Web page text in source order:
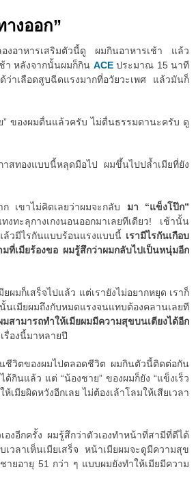
างออก”
องอาหารเสริมตัวนี้ดู ผมกินอาหารเช้า แล้ว
า หลังจากนั้นผมก็กิน ACEประมาณ 15 นาที
ว่าเลือดสูบฉีดแรงมากที่อวัยวะเพศ แล้วมันก็
” ของผมตื่นแล้วครับ ไม่ตื่นธรรมดานะครับ ดู
สทองแบบนี้หลุดมือไป ผมขึ้นไปปล้ำเมียที่ยัง
ก เขาไม่คิดเลยว่าผมจะกลับ มา “แข็งโป๊ก”
ทะลุกางเกงนอนออกมาเลยทีเดียว! เช้านั้น
วมีไรกันแบบร้อนแรงแบบนี้ เรามีไรกันเกือบ
ที่เมียร้องขอ ผมรู้สึกว่าผมกลับไปเป็นหนุ่มอีก
ผมก็เสร็จไปแล้ว แต่เรายังไม่อยากหยุด เราก็
มียผมถึงกับหมดแรงจนแทบต้องคลานเลยที
สามารถทำให้เมียผมมีความสุขบนเตียงได้อีก
รื่องนี้มาหลายปี
ชีวิตของผมไปตลอดชีวิต ผมกินตัวนี้ติดต่อกัน
กินแล้ว แต่ “น้องชาย” ของผมก็ยัง “แข็งเร็ว
เมียผิดหวังอีกเลย ไม่ต้องเล้าโลมให้เสียเวลา
องอีกครั้ง ผมรู้สึกว่าตัวเองทำหน้าที่สามีที่ดีได้
วลาเห็นเมียเสร็จ หน้าเมียผมจะดูมีความสุข
ายอายุ 51 กว่า ๆ แบบผมยังทำให้เมียมีความ